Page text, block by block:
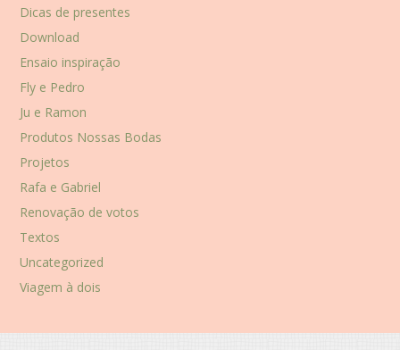
Dicas de presentes
Download
Ensaio inspiração
Fly e Pedro
Ju e Ramon
Produtos Nossas Bodas
Projetos
Rafa e Gabriel
Renovação de votos
Textos
Uncategorized
Viagem à dois